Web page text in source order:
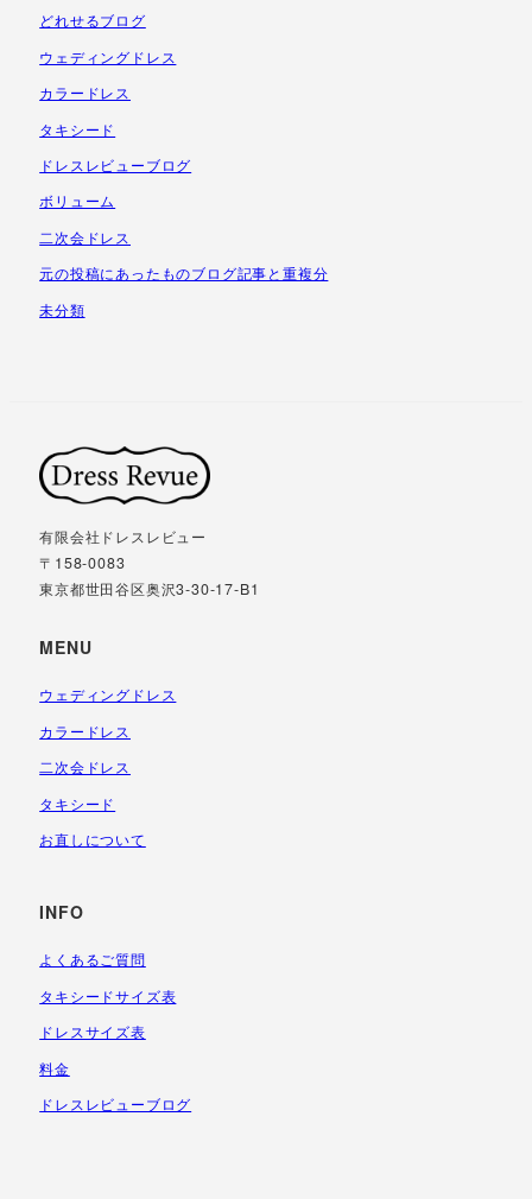
ブ
どれせるブログ
ウェディングドレス
カラードレス
タキシード
ドレスレビューブログ
ボリューム
二次会ドレス
元の投稿にあったものブログ記事と重複分
未分類
有限会社ドレスレビュー
〒158-0083
東京都世田谷区奥沢3-30-17-B1
MENU
ウェディングドレス
カラードレス
二次会ドレス
タキシード
お直しについて
INFO
よくあるご質問
タキシードサイズ表
ドレスサイズ表
料金
ドレスレビューブログ